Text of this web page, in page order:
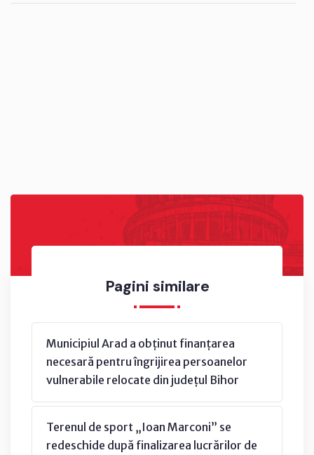
Pagini similare
Municipiul Arad a obținut finanțarea
necesară pentru îngrijirea persoanelor
vulnerabile relocate din județul Bihor
Terenul de sport „Ioan Marconi” se
redeschide după finalizarea lucrărilor de